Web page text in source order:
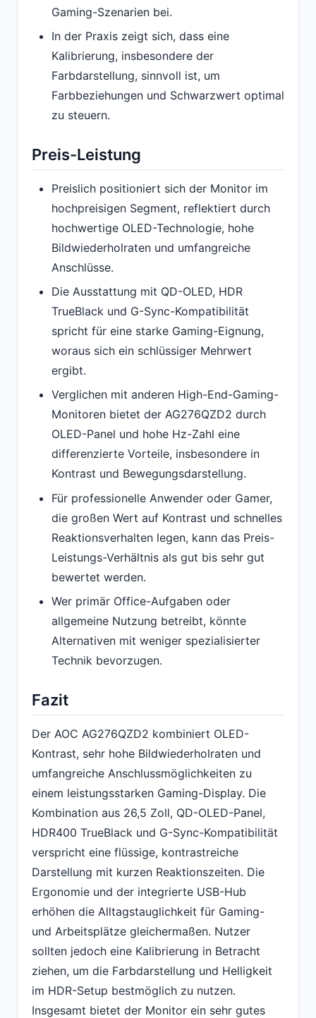
Gaming-Szenarien bei.
In der Praxis zeigt sich, dass eine
Kalibrierung, insbesondere der
Farbdarstellung, sinnvoll ist, um
Farbbeziehungen und Schwarzwert optimal
zu steuern.
Preis-Leistung
Preislich positioniert sich der Monitor im
hochpreisigen Segment, reflektiert durch
hochwertige OLED-Technologie, hohe
Bildwiederholraten und umfangreiche
Anschlüsse.
Die Ausstattung mit QD-OLED, HDR
TrueBlack und G-Sync-Kompatibilität
spricht für eine starke Gaming-Eignung,
woraus sich ein schlüssiger Mehrwert
ergibt.
Verglichen mit anderen High-End-Gaming-
Monitoren bietet der AG276QZD2 durch
OLED-Panel und hohe Hz-Zahl eine
differenzierte Vorteile, insbesondere in
Kontrast und Bewegungsdarstellung.
Für professionelle Anwender oder Gamer,
die großen Wert auf Kontrast und schnelles
Reaktionsverhalten legen, kann das Preis-
Leistungs-Verhältnis als gut bis sehr gut
bewertet werden.
Wer primär Office-Aufgaben oder
allgemeine Nutzung betreibt, könnte
Alternativen mit weniger spezialisierter
Technik bevorzugen.
Fazit
Der AOC AG276QZD2 kombiniert OLED-
Kontrast, sehr hohe Bildwiederholraten und
umfangreiche Anschlussmöglichkeiten zu
einem leistungsstarken Gaming-Display. Die
Kombination aus 26,5 Zoll, QD-OLED-Panel,
HDR400 TrueBlack und G-Sync-Kompatibilität
verspricht eine flüssige, kontrastreiche
Darstellung mit kurzen Reaktionszeiten. Die
Ergonomie und der integrierte USB-Hub
erhöhen die Alltagstauglichkeit für Gaming-
und Arbeitsplätze gleichermaßen. Nutzer
sollten jedoch eine Kalibrierung in Betracht
ziehen, um die Farbdarstellung und Helligkeit
im HDR-Setup bestmöglich zu nutzen.
Insgesamt bietet der Monitor ein sehr gutes